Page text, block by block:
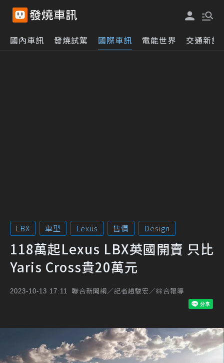
國內車訊 發燒試駕 國際車訊 電能世界 交通新訊
LBX 車型 Lexus 售價 Design
118萬起Lexus LBX英國開賣 只比
Yaris Cross貴20萬元
2023-10-13 17:11 聯合新聞網／記者趙駿宏／綜合報導